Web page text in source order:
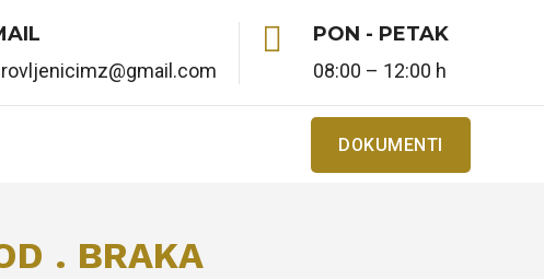
 PON - PETAK
08:00 – 12:00 h
DOKUMENTI
. BRAKA